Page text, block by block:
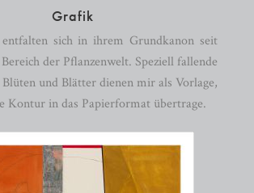
Grafik
sich in ihrem Grundkanon seit
der Pflanzenwelt. Speziell fallende
und Blätter dienen mir als Vorlage,
Kontur in das Papierformat übertrage.